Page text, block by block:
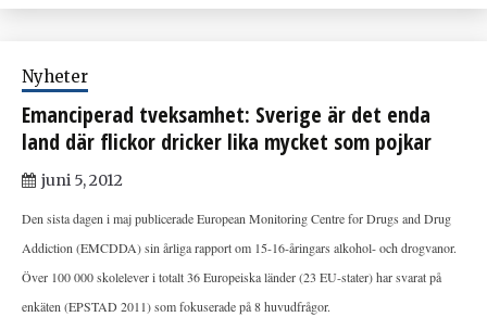
Nyheter
Emanciperad tveksamhet: Sverige är det enda
land där flickor dricker lika mycket som pojkar
juni 5, 2012
Den sista dagen i maj publicerade European Monitoring Centre for Drugs and Drug
Addiction (EMCDDA) sin årliga rapport om 15-16-åringars alkohol- och drogvanor.
Över 100 000 skolelever i totalt 36 Europeiska länder (23 EU-stater) har svarat på
enkäten (EPSTAD 2011) som fokuserade på 8 huvudfrågor.